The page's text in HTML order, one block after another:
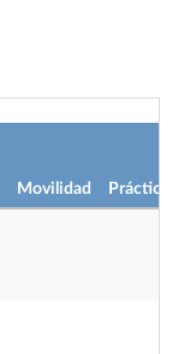
Movilidad Prácticas